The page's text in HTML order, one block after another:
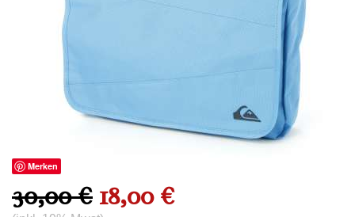
Merken
30,00 € 18,00 €